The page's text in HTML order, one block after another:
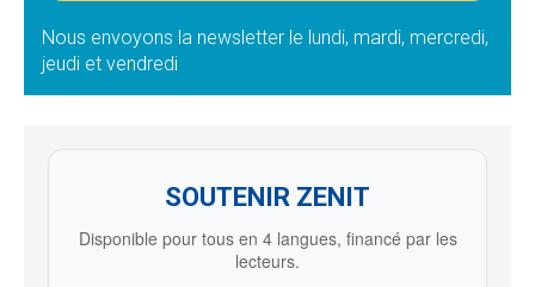
Nous envoyons la newsletter le lundi, mardi, mercredi,
jeudi et vendredi
SOUTENIR ZENIT
Disponible pour tous en 4 langues, financé par les
lecteurs.